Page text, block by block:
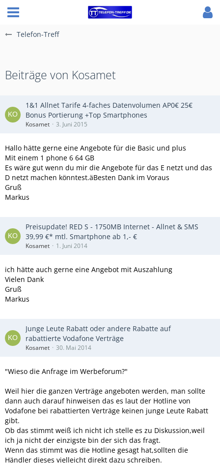
Telefon-Treff
Beiträge von Kosamet
1&1 Allnet Tarife 4-faches Datenvolumen AP0€ 25€
Bonus Portierung +Top Smartphones
Kosamet 3. Juni 2015
Hallo hätte gerne eine Angebote für die Basic und plus
Mit einem 1 phone 6 64 GB
Es wäre gut wenn du mir die Angebote für das E netzt und das
D netzt machen könntest.äBesten Dank im Voraus
Gruß
Markus
Preisupdate! RED S - 1750MB Internet - Allnet & SMS
39,99 €* mtl. Smartphone ab 1,- €
Kosamet 1. Juni 2014
ich hätte auch gerne eine Angebot mit Auszahlung
Vielen Dank
Gruß
Markus
Junge Leute Rabatt oder andere Rabatte auf
rabattierte Vodafone Verträge
Kosamet 30. Mai 2014
"Wieso die Anfrage im Werbeforum?"
Weil hier die ganzen Verträge angeboten werden, man sollte
dann auch darauf hinweisen das es laut der Hotline von
Vodafone bei rabattierten Verträge keinen junge Leute Rabatt
gibt.
Ob das stimmt weiß ich nicht ich stelle es zu Diskussion,weil
ich ja nicht der einzigste bin der sich das fragt.
Wenn das stimmt was die Hotline gesagt hat,sollten die
Händler dieses vielleicht direkt dazu schreiben.